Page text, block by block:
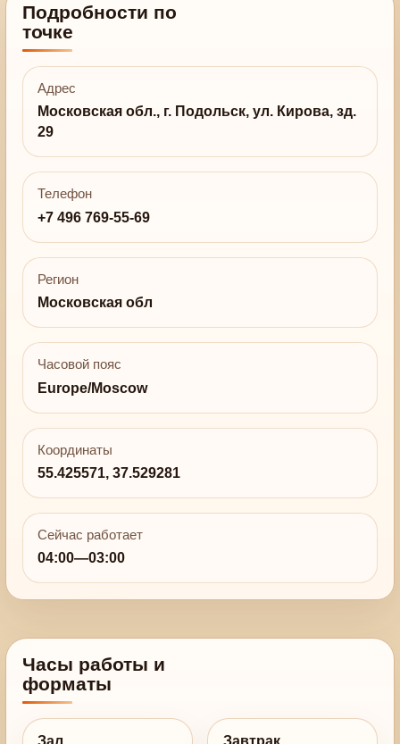
Подробности по
точке
Адрес
Московская обл., г. Подольск, ул. Кирова, зд.
29
Телефон
+7 496 769-55-69
Регион
Московская обл
Часовой пояс
Europe/Moscow
Координаты
55.425571, 37.529281
Сейчас работает
04:00—03:00
Часы работы и
форматы